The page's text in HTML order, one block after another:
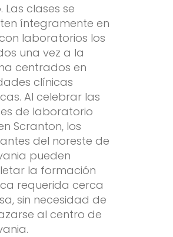
Las clases se
íntegramente en
laboratorios los
una vez a la
centrados en
clínicas
Al celebrar las
de laboratorio
Scranton, los
del noreste de
pueden
la formación
requerida cerca
sin necesidad de
al centro de